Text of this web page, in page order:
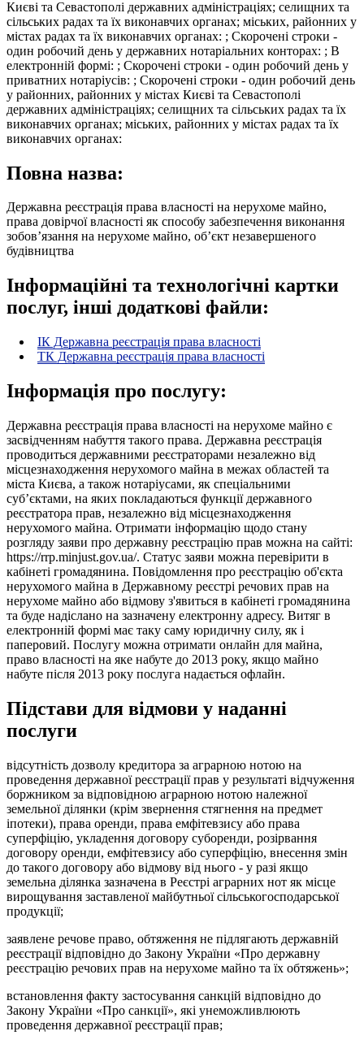
Києві та Севастополі державних адміністраціях; селищних та
сільських радах та їх виконавчих органах; міських, районних у
містах радах та їх виконавчих органах: ; Скорочені строки -
один робочий день у державних нотаріальних конторах: ; В
електронній формі: ; Скорочені строки - один робочий день у
приватних нотаріусів: ; Скорочені строки - один робочий день
у районних, районних у містах Києві та Севастополі
державних адміністраціях; селищних та сільських радах та їх
виконавчих органах; міських, районних у містах радах та їх
виконавчих органах:
Повна назва:
Державна реєстрація права власності на нерухоме майно,
права довірчої власності як способу забезпечення виконання
зобов’язання на нерухоме майно, об’єкт незавершеного
будівництва
Інформаційні та технологічні картки
послуг, інші додаткові файли:
ІК Державна реєстрація права власності
ТК Державна реєстрація права власності
Інформація про послугу:
Державна реєстрація права власності на нерухоме майно є
засвідченням набуття такого права. Державна реєстрація
проводиться державними реєстраторами незалежно від
місцезнаходження нерухомого майна в межах областей та
міста Києва, а також нотаріусами, як спеціальними
суб’єктами, на яких покладаються функції державного
реєстратора прав, незалежно від місцезнаходження
нерухомого майна. Отримати інформацію щодо стану
розгляду заяви про державну реєстрацію прав можна на сайті:
https://rrp.minjust.gov.ua/. Статус заяви можна перевірити в
кабінеті громадянина. Повідомлення про реєстрацію об'єкта
нерухомого майна в Державному реєстрі речових прав на
нерухоме майно або відмову з'явиться в кабінеті громадянина
та буде надіслано на зазначену електронну адресу. Витяг в
електронній формі має таку саму юридичну силу, як і
паперовий. Послугу можна отримати онлайн для майна,
право власності на яке набуте до 2013 року, якщо майно
набуте після 2013 року послуга надається офлайн.
Підстави для відмови у наданні
послуги
відсутність дозволу кредитора за аграрною нотою на
проведення державної реєстрації прав у результаті відчуження
боржником за відповідною аграрною нотою належної
земельної ділянки (крім звернення стягнення на предмет
іпотеки), права оренди, права емфітевзису або права
суперфіцію, укладення договору суборенди, розірвання
договору оренди, емфітевзису або суперфіцію, внесення змін
до такого договору або відмову від нього - у разі якщо
земельна ділянка зазначена в Реєстрі аграрних нот як місце
вирощування заставленої майбутньої сільськогосподарської
продукції;
заявлене речове право, обтяження не підлягають державній
реєстрації відповідно до Закону України «Про державну
реєстрацію речових прав на нерухоме майно та їх обтяжень»;
встановлення факту застосування санкцій відповідно до
Закону України «Про санкції», які унеможливлюють
проведення державної реєстрації прав;